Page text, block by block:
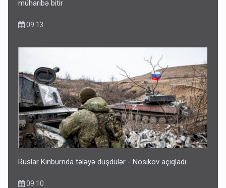
müharibə bitir
09:13
Ruslar Kinburnda tələyə düşdülər - Nosikov açıqladı
09:10